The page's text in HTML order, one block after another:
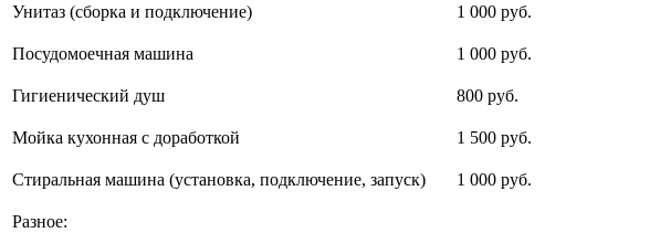
Унитаз (сборка и подключение) 1 000 руб.
Посудомоечная машина 1 000 руб.
Гигиенический душ 800 руб.
Мойка кухонная с доработкой 1 500 руб.
Стиральная машина (установка, подключение, запуск) 1 000 руб.
Разное: